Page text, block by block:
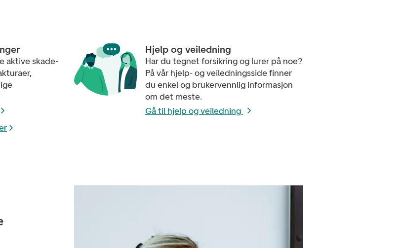
aktive skade-
Hjelp og veiledning
Har du tegnet forsikring og lurer på noe?
På vår hjelp- og veiledningsside finner
du enkel og brukervennlig informasjon
om det meste.
Gå til hjelp og veiledning